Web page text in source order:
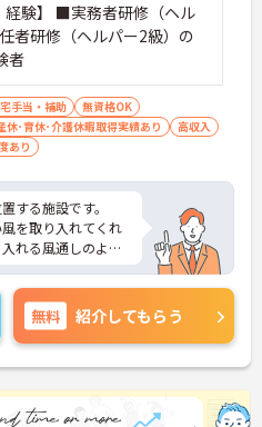
経験】 ■実務者研修（ヘル
者研修（ヘルパー2級）の
者
手当・補助
無資格OK
休･育休･介護休暇取得実績あり
高収入
あり
する施設です。
を取り入れてくれ
れる風通しのより
あり、安心してご就
くスタッフが多
にしていただけま
トなど、さらに詳
相談ください。
無料 紹介してもらう